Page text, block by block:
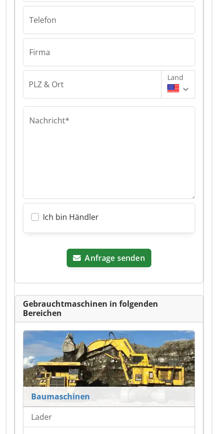
Telefon
Firma
PLZ & Ort
Land
Nachricht*
Ich bin Händler
Anfrage senden
Gebrauchtmaschinen in folgenden
Bereichen
Baumaschinen
Lader